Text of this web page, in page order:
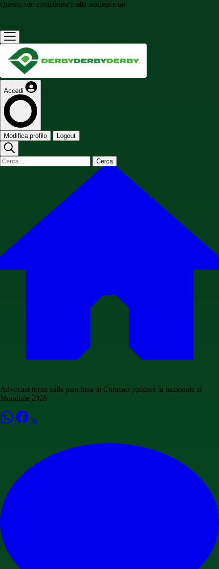
Questo sito contribuisce alla audience de
Accedi
Modifica profilo Logout
Cerca
Advocaat torna sulla panchina di Curacao: guiderà la nazionale al
Mondiale 2026